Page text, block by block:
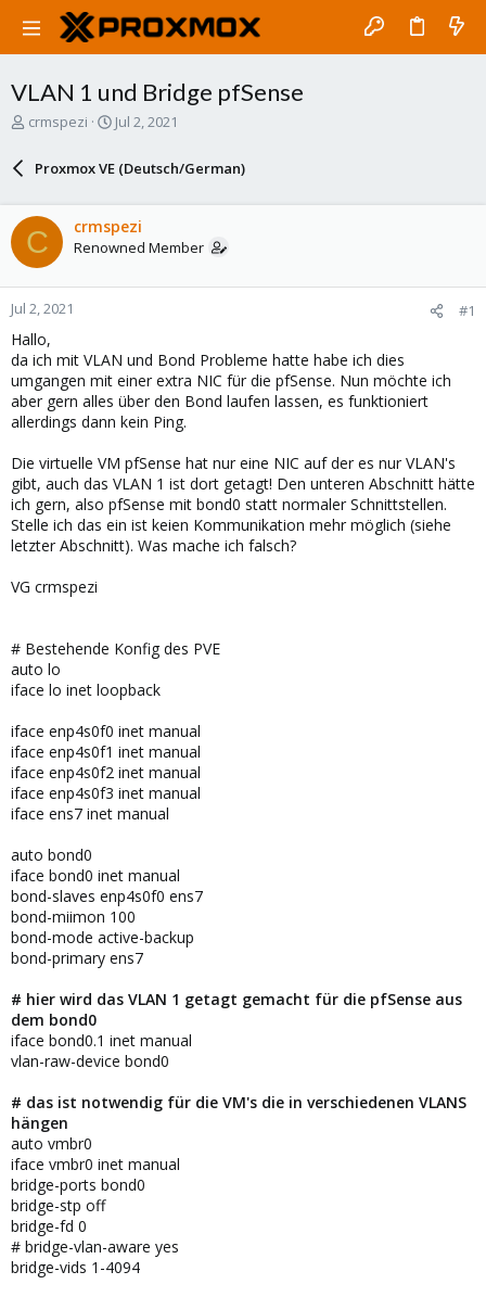
VLAN 1 und Bridge pfSense
T
d
s
t
t
e
crmspezi
S
a
r
a
t
Jul 2, 2021
Proxmox VE (Deutsch/German)
C crmspezi
Renowned Member
Jul 2, 2021 #1
Hallo,
da ich mit VLAN und Bond Probleme hatte habe ich dies
umgangen mit einer extra NIC für die pfSense. Nun möchte ich
aber gern alles über den Bond laufen lassen, es funktioniert
allerdings dann kein Ping.
Die virtuelle VM pfSense hat nur eine NIC auf der es nur VLAN's
gibt, auch das VLAN 1 ist dort getagt! Den unteren Abschnitt hätte
ich gern, also pfSense mit bond0 statt normaler Schnittstellen.
Stelle ich das ein ist keien Kommunikation mehr möglich (siehe
letzter Abschnitt). Was mache ich falsch?
VG crmspezi
# Bestehende Konfig des PVE
auto lo
iface lo inet loopback
iface enp4s0f0 inet manual
iface enp4s0f1 inet manual
iface enp4s0f2 inet manual
iface enp4s0f3 inet manual
iface ens7 inet manual
auto bond0
iface bond0 inet manual
bond-slaves enp4s0f0 ens7
bond-miimon 100
bond-mode active-backup
bond-primary ens7
# hier wird das VLAN 1 getagt gemacht für die pfSense aus
dem bond0
iface bond0.1 inet manual
vlan-raw-device bond0
# das ist notwendig für die VM's die in verschiedenen VLANS
hängen
auto vmbr0
iface vmbr0 inet manual
bridge-ports bond0
bridge-stp off
bridge-fd 0
# bridge-vlan-aware yes
bridge-vids 1-4094